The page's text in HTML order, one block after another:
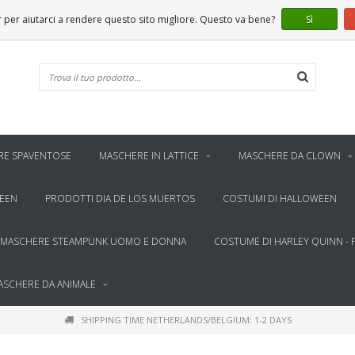
SPAVENTOSE MASCHERE IN LATTICE MASCHERE DA CLOWN
PRODOTTI DIA DE LOS MUERTOS COSTUMI DI HALLOWEEN
MASCHERE STEAMPUNK UOMO E DONNA COSTUME DI HARLEY QUINN -
DA ANIMALE
SHIPPING TIME NETHERLANDS/BELGIUM: 1-2 DAYS
aiutarci a rendere questo sito migliore. Questo va bene? Sì